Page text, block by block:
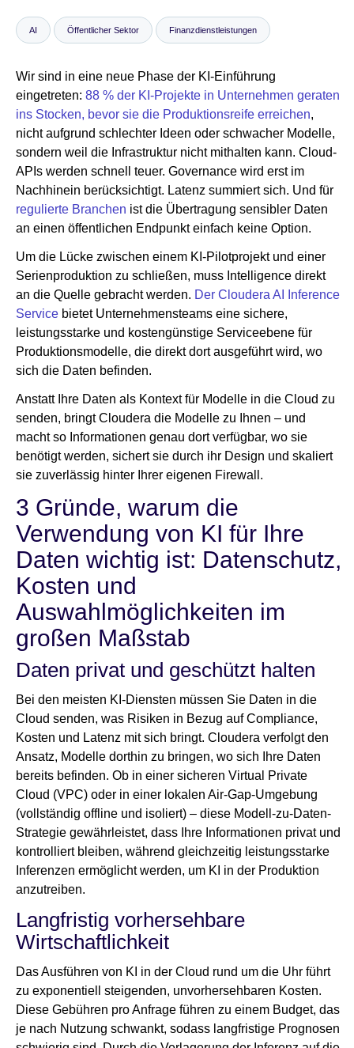
Newsroom
AI Öffentlicher Sektor Finanzdienstleistungen
Wir sind in eine neue Phase der KI-Einführung
eingetreten: 88 % der KI-Projekte in Unternehmen geraten
ins Stocken, bevor sie die Produktionsreife erreichen,
nicht aufgrund schlechter Ideen oder schwacher Modelle,
sondern weil die Infrastruktur nicht mithalten kann. Cloud-
APIs werden schnell teuer. Governance wird erst im
Nachhinein berücksichtigt. Latenz summiert sich. Und für
regulierte Branchen ist die Übertragung sensibler Daten
an einen öffentlichen Endpunkt einfach keine Option.
Um die Lücke zwischen einem KI-Pilotprojekt und einer
Serienproduktion zu schließen, muss Intelligence direkt
an die Quelle gebracht werden. Der Cloudera AI Inference
Service bietet Unternehmensteams eine sichere,
leistungsstarke und kostengünstige Serviceebene für
Produktionsmodelle, die direkt dort ausgeführt wird, wo
sich die Daten befinden.
Anstatt Ihre Daten als Kontext für Modelle in die Cloud zu
senden, bringt Cloudera die Modelle zu Ihnen – und
macht so Informationen genau dort verfügbar, wo sie
benötigt werden, sichert sie durch ihr Design und skaliert
sie zuverlässig hinter Ihrer eigenen Firewall.
3 Gründe, warum die
Verwendung von KI für Ihre
Daten wichtig ist: Datenschutz,
Kosten und
Auswahlmöglichkeiten im
großen Maßstab
Daten privat und geschützt halten
Bei den meisten KI-Diensten müssen Sie Daten in die
Cloud senden, was Risiken in Bezug auf Compliance,
Kosten und Latenz mit sich bringt. Cloudera verfolgt den
Ansatz, Modelle dorthin zu bringen, wo sich Ihre Daten
bereits befinden. Ob in einer sicheren Virtual Private
Cloud (VPC) oder in einer lokalen Air-Gap-Umgebung
(vollständig offline und isoliert) – diese Modell-zu-Daten-
Strategie gewährleistet, dass Ihre Informationen privat und
kontrolliert bleiben, während gleichzeitig leistungsstarke
Inferenzen ermöglicht werden, um KI in der Produktion
anzutreiben.
Langfristig vorhersehbare
Wirtschaftlichkeit
Das Ausführen von KI in der Cloud rund um die Uhr führt
zu exponentiell steigenden, unvorhersehbaren Kosten.
Diese Gebühren pro Anfrage führen zu einem Budget, das
je nach Nutzung schwankt, sodass langfristige Prognosen